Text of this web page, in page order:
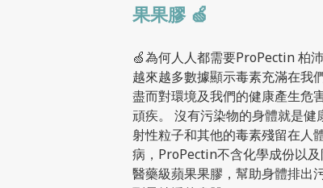
果果膠 🍏
🍏為何人人都需要ProPectin 柏
越來越多數據顯示毒素充滿在我
盡而對環境及我們的健康產生危
頑疾。 沒有污染物的身體就是健
射性粒子和其他的毒素殘留在人
病，ProPectin不含化學成份以
醫藥級蘋果果膠，幫助身體排出